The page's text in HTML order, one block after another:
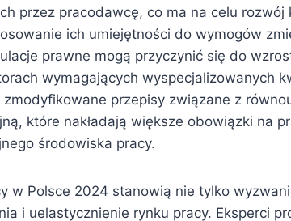
przez pracodawcę, co ma na celu rozwój
ich umiejętności do wymogów
prawne mogą przyczynić się do
wymagających wyspecjalizowanych
przepisy związane z
które nakładają większe obowiązki na
środowiska pracy.
w Polsce 2024 stanowią nie tylko
i uelastycznienie rynku pracy. Eksperci